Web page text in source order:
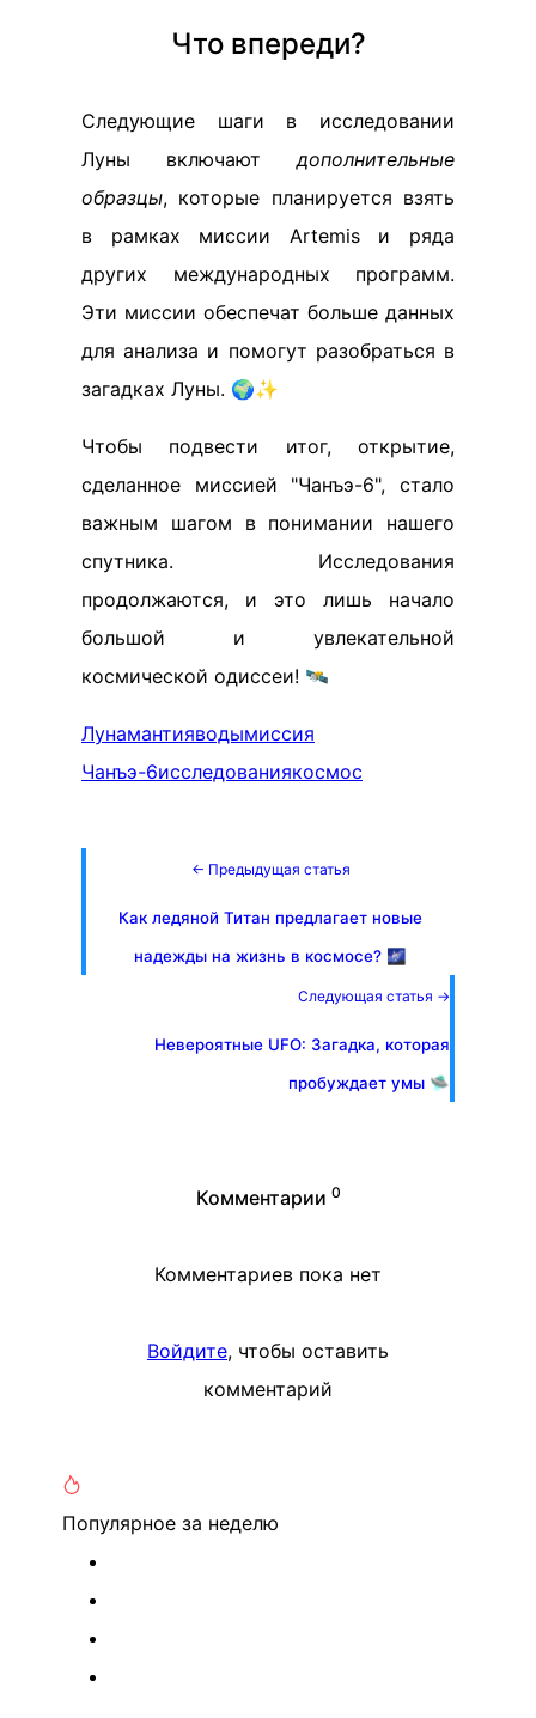
Что впереди?
Следующие шаги в исследовании
Луны включают дополнительные
образцы, которые планируется взять
в рамках миссии Artemis и ряда
других международных программ.
Эти миссии обеспечат больше данных
для анализа и помогут разобраться в
загадках Луны. 🌍✨
Чтобы подвести итог, открытие,
сделанное миссией "Чанъэ-6", стало
важным шагом в понимании нашего
спутника. Исследования
продолжаются, и это лишь начало
большой и увлекательной
космической одиссеи! 🛰️
Лунамантияводымиссия
Чанъэ-6исследованиякосмос
← Предыдущая статья
Как ледяной Титан предлагает новые
надежды на жизнь в космосе? 🌌
Следующая статья →
Невероятные UFO: Загадка, которая
пробуждает умы 🛸
Комментарии 0
Комментариев пока нет
Войдите, чтобы оставить
комментарий
Популярное за неделю